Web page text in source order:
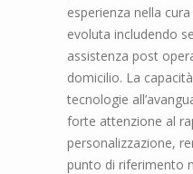
esperienza nella
evoluta includendo
assistenza post
domicilio. La
tecnologie
forte attenzione al
personalizzazione,
punto di riferimento